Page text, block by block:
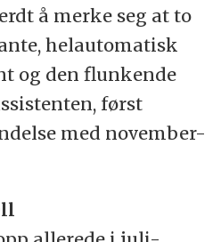
å merke seg at to
helautomatisk
og den flunkende
først
med november-